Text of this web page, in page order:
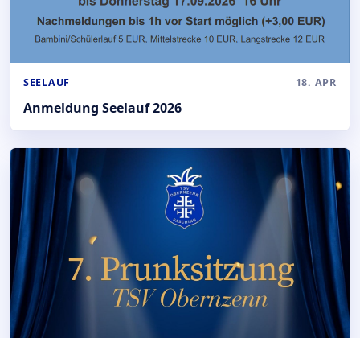
SEELAUF 18. APR
Anmeldung Seelauf 2026